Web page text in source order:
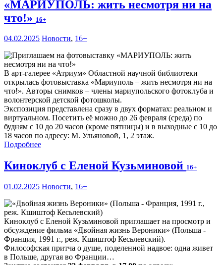
«МАРИУПОЛЬ: жить несмотря ни на
что!» 16+
04.02.2025 Новости, 16+
В арт-галерее «Атриум» Областной научной библиотеки
открылась фотовыставка «Мариуполь – жить несмотря ни на
что!». Авторы снимков – члены мариупольского фотоклуба и
волонтерской детской фотошколы.
Экспозиция представлена сразу в двух форматах: реальном и
виртуальном. Посетить её можно до 26 февраля (среда) по
будням с 10 до 20 часов (кроме пятницы) и в выходные с 10 до
18 часов по адресу: М. Ульяновой, 1, 2 этаж.
Подробнее
Киноклуб с Еленой Кузьминовой 16+
01.02.2025 Новости, 16+
Киноклуб с Еленой Кузьминовой приглашает на просмотр и
обсуждение фильма «Двойная жизнь Вероники» (Польша -
Франция, 1991 г., реж. Кшиштоф Кесьлевский).
Философская притча о душе, поделенной надвое: одна живет
в Польше, другая во Франции…